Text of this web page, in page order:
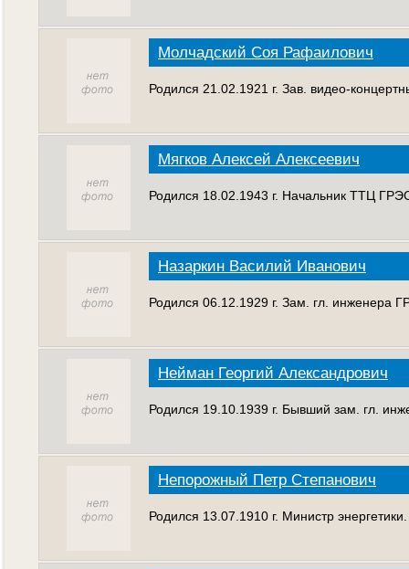
Молчадский Соя Рафаилович
Родился 21.02.1921 г. Зав. видео-
Мягков Алексей Алексеевич
Родился 18.02.1943 г. Начальник ТТЦ
Назаркин Василий Иванович
Родился 06.12.1929 г. Зам. гл. инженера
Нейман Георгий Александрович
Родился 19.10.1939 г. Бывший зам. гл.
Непорожный Петр Степанович
Родился 13.07.1910 г. Министр энергетики.